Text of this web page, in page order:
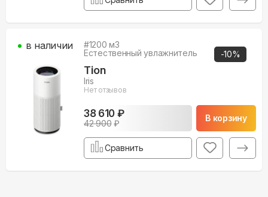
-10%
#1200 м3
Естественный увлажнитель
Tion
Iris
Нет отзывов
38 610 ₽
42 900₽
В корзину
в наличии
Сравнить